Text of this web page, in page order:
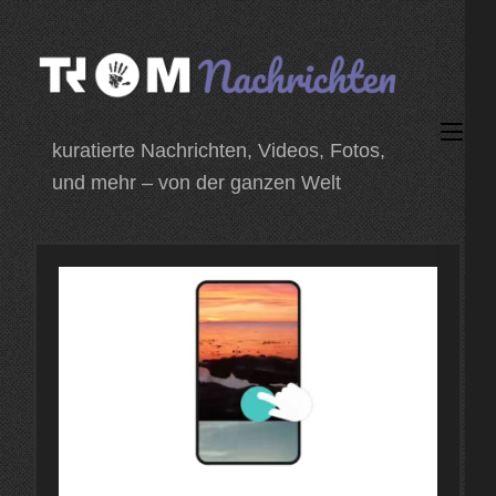
Zum
Inhalt
springen
drücken)
kuratierte Nachrichten, Videos, Fotos,
und mehr – von der ganzen Welt